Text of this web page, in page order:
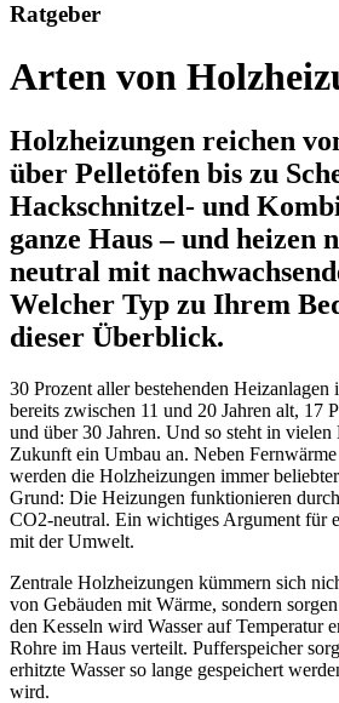
Ratgeber
Arten von
Holzheizungen reichen
über Pelletöfen bis zu
Hackschnitzel- und
ganze Haus – und heizen
neutral mit
Welcher Typ zu Ihrem
dieser Überblick.
30 Prozent aller bestehenden Heizanlagen
bereits zwischen 11 und 20 Jahren alt, 17
und über 30 Jahren. Und so steht in vielen
Zukunft ein Umbau an. Neben Fernwärme
werden die Holzheizungen immer
Grund: Die Heizungen funktionieren
CO2-neutral. Ein wichtiges Argument für
mit der Umwelt.
Zentrale Holzheizungen kümmern sich
von Gebäuden mit Wärme, sondern
den Kesseln wird Wasser auf Temperatur
Rohre im Haus verteilt. Pufferspeicher
erhitzte Wasser so lange gespeichert
wird.